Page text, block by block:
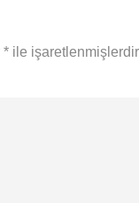
* ile işaretlenmişlerdir